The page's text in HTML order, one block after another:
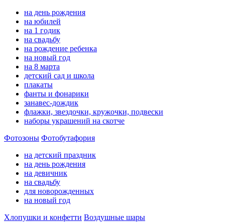
на день рождения
на юбилей
на 1 годик
на свадьбу
на рождение ребенка
на новый год
на 8 марта
детский сад и школа
плакаты
фанты и фонарики
занавес-дождик
флажки, звездочки, кружочки, подвески
наборы украшений на скотче
Фотозоны Фотобутафория
на детский праздник
на день рождения
на девичник
на свадьбу
для новорожденных
на новый год
Хлопушки и конфетти Воздушные шары